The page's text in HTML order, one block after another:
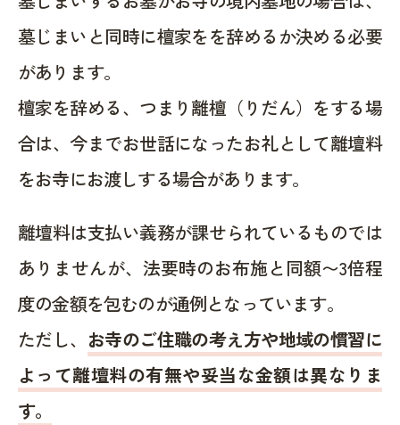
墓じまいと同時に檀家をを辞めるか決める必要
があります。
檀家を辞める、つまり離檀（りだん）をする場
合は、今までお世話になったお礼として離壇料
をお寺にお渡しする場合があります。
離壇料は支払い義務が課せられているものでは
ありませんが、法要時のお布施と同額〜3倍程
度の金額を包むのが通例となっています。
ただし、 お寺のご住職の考え方や地域の慣習に
よって離壇料の有無や妥当な金額は異なりま
す。